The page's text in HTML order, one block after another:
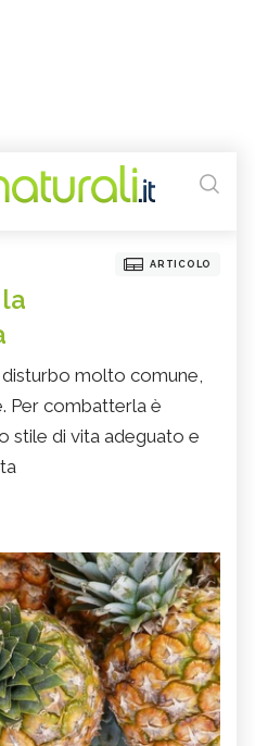
ARTICOLO
molto comune,
Per combatterla è
stile di vita adeguato e